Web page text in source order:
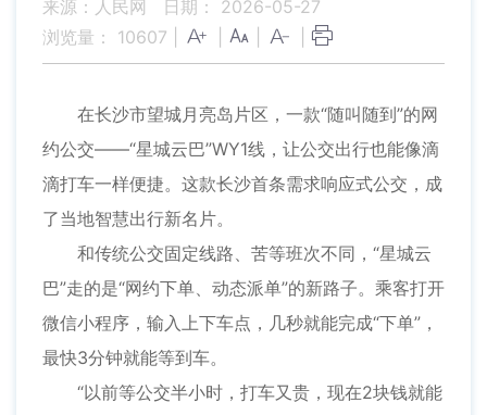
来源：人民网
日期： 2026-05-27
浏览量： 10607
在长沙市望城月亮岛片区，一款“随叫随到”的网
约公交——“星城云巴”WY1线，让公交出行也能像滴
滴打车一样便捷。这款长沙首条需求响应式公交，成
了当地智慧出行新名片。
和传统公交固定线路、苦等班次不同，“星城云
巴”走的是“网约下单、动态派单”的新路子。乘客打开
微信小程序，输入上下车点，几秒就能完成“下单”，
最快3分钟就能等到车。
“以前等公交半小时，打车又贵，现在2块钱就能